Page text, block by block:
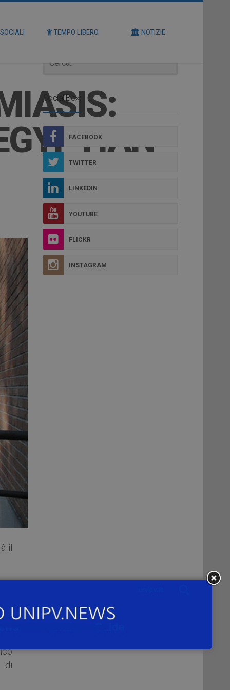
TEMPO LIBERO NOTIZIE
il
di
Social Box
FACEBOOK
TWITTER
LINKEDIN
YOUTUBE
FLICKR
INSTAGRAM